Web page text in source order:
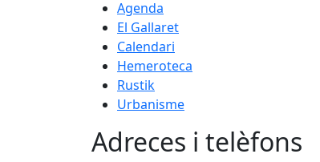
Agenda
El Gallaret
Calendari
Hemeroteca
Rustik
Urbanisme
Adreces i telèfons